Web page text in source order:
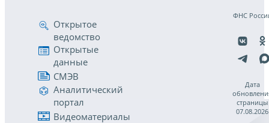
Открытое
ведомство
Открытые
данные
СМЭВ
Аналитический
портал
Видеоматериалы
ФНС
Дата
страницы
07.08.2026